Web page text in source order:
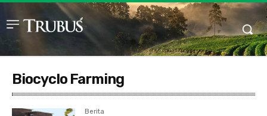
Biocyclo Farming
Berita